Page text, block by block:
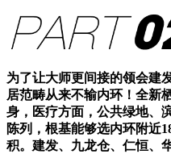
为了让大师更间接的领会建
居范畴从来不输内环！全新
身，医疗方面，公共绿地、
陈列，根基能够选内环附近
积。建发、九龙仓、仁恒、